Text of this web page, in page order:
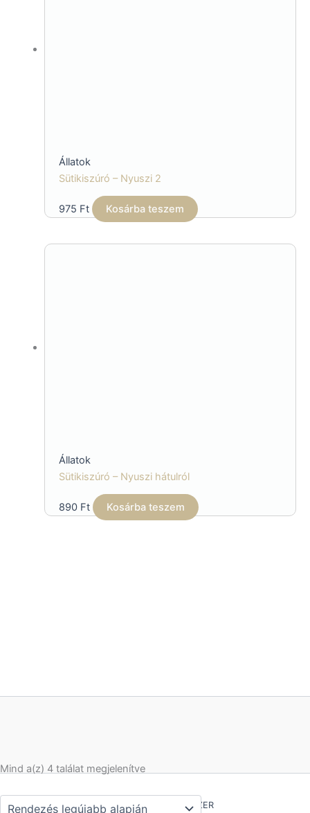
Mind a(z) 4 találat megjelenítveSorted
Állatok
Sütikiszúró – Nyuszi 2
975 Ft Kosárba teszem
Állatok
Sütikiszúró – Nyuszi hátulról
890 Ft Kosárba teszem
Copyright © 2026 GIESZER